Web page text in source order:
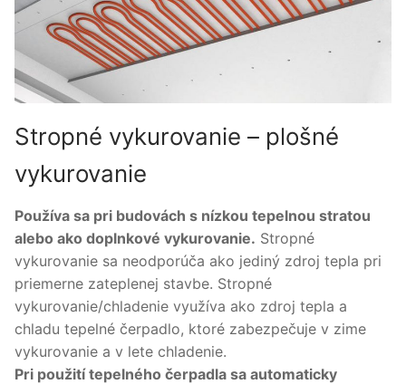
Stropné vykurovanie – plošné
vykurovanie
Používa sa pri budovách s nízkou tepelnou stratou
alebo ako doplnkové vykurovanie. Stropné
vykurovanie sa neodporúča ako jediný zdroj tepla pri
priemerne zateplenej stavbe. Stropné
vykurovanie/chladenie využíva ako zdroj tepla a
chladu tepelné čerpadlo, ktoré zabezpečuje v zime
vykurovanie a v lete chladenie.
Pri použití tepelného čerpadla sa automaticky